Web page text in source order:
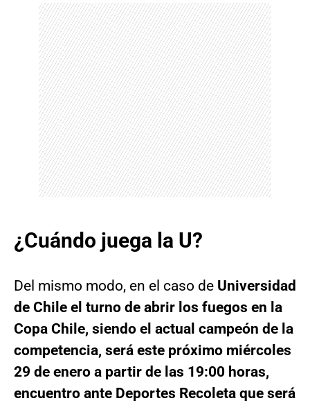
¿Cuándo juega la U?
Del mismo modo, en el caso de Universidad
de Chile el turno de abrir los fuegos en la
Copa Chile, siendo el actual campeón de la
competencia, será este próximo miércoles
29 de enero a partir de las 19:00 horas,
encuentro ante Deportes Recoleta que será